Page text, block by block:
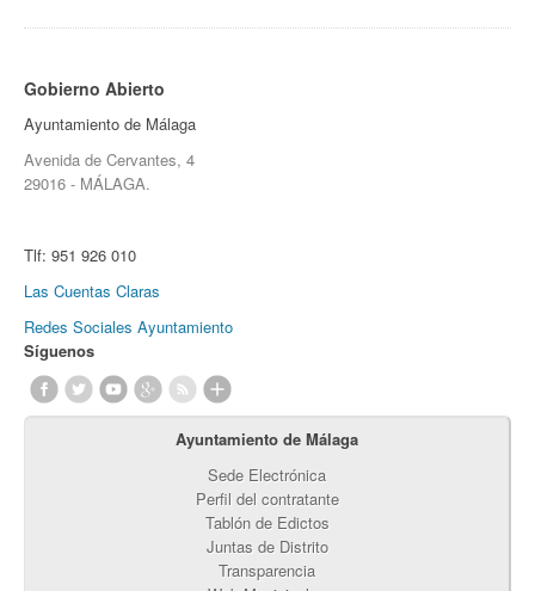
Gobierno Abierto
Ayuntamiento de Málaga
Avenida de Cervantes, 4
29016 - MÁLAGA.
Tlf: 951 926 010
Las Cuentas Claras
Redes Sociales Ayuntamiento
Síguenos
Ayuntamiento de Málaga
Sede Electrónica
Perfil del contratante
Tablón de Edictos
Juntas de Distrito
Transparencia